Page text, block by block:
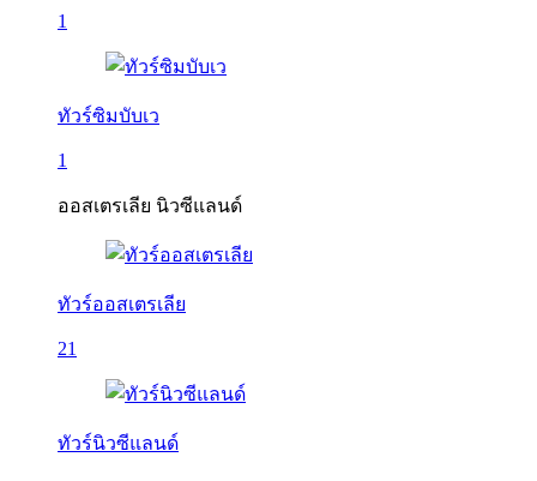
1
ทัวร์ซิมบับเว
1
ออสเตรเลีย นิวซีแลนด์
ทัวร์ออสเตรเลีย
21
ทัวร์นิวซีแลนด์